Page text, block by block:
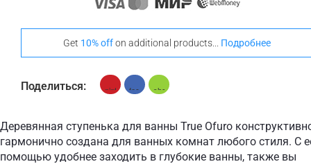
Get 10% offon additional products... Подробнее
Поделиться:
Деревянная ступенька для ванны True Ofuro
гармонично создана для ванных комнат любого стиля. С
помощью удобнее заходить в глубокие ванны, также вы